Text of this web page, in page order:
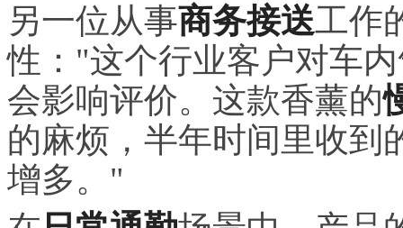
另一位从事商务接送工作
性："这个行业客户对车
会影响评价。这款香薰的
的麻烦，半年时间里收到
增多。"